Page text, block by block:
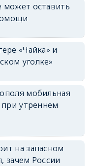
может оставить
«Чайка» и
уголке»
мобильная
при утреннем
на запасном
зачем России